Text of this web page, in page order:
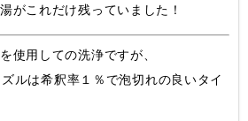
がこれだけ残っていました！
使用しての洗浄ですが、
ルは希釈率１％で泡切れの良いタイ